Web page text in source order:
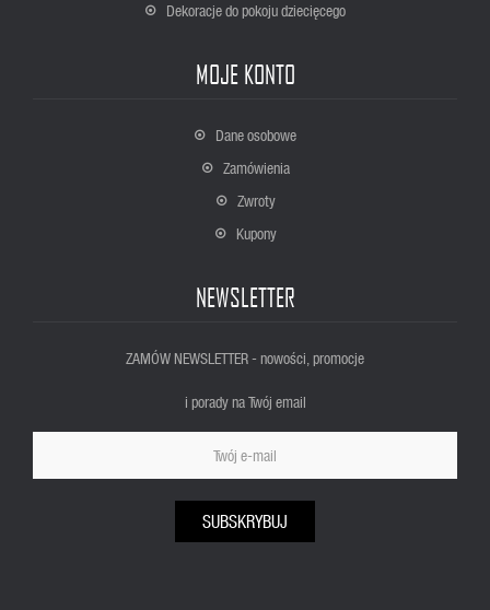
Dekoracje do pokoju dziecięcego
MOJE KONTO
Dane osobowe
Zamówienia
Zwroty
Kupony
NEWSLETTER
ZAMÓW NEWSLETTER - nowości, promocje
i porady na Twój email
SUBSKRYBUJ